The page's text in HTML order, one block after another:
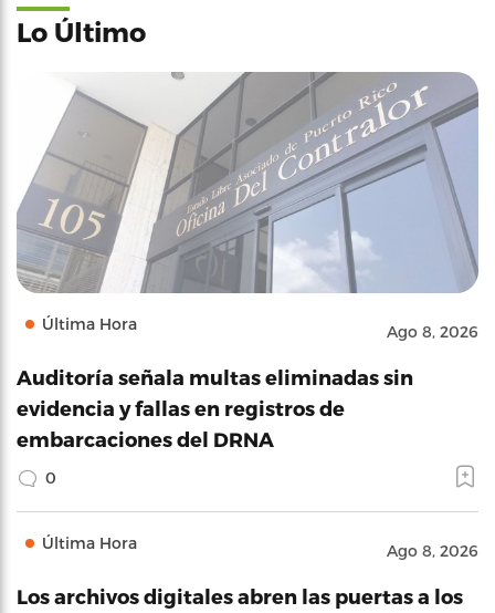
Lo Último
Última Hora Ago 8, 2026
Auditoría señala multas eliminadas sin
evidencia y fallas en registros de
embarcaciones del DRNA
0
Última Hora Ago 8, 2026
Los archivos digitales abren las puertas a los